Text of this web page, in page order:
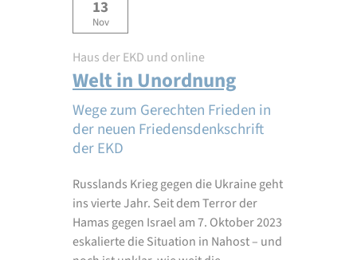
13
Nov
Haus der EKD und online
Welt in Unordnung
Wege zum Gerechten Frieden in
der neuen Friedensdenkschrift
der EKD
Russlands Krieg gegen die Ukraine geht
ins vierte Jahr. Seit dem Terror der
Hamas gegen Israel am 7. Oktober 2023
eskalierte die Situation in Nahost – und